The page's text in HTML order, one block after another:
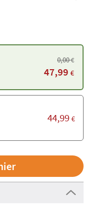
0,00€
47,99 €
44,99 €